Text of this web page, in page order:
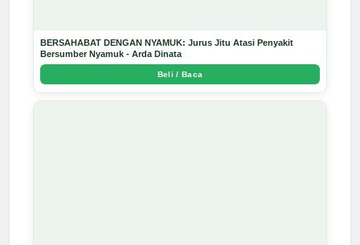
BERSAHABAT DENGAN NYAMUK: Jurus Jitu Atasi Penyakit
Bersumber Nyamuk - Arda Dinata
Beli / Baca